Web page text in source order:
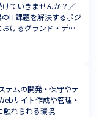
ていきませんか？／
IT課題を解決するポジ
けるグランド・デザ
テムの開発・保守やテ
サイト作成や管理・
触れられる環境